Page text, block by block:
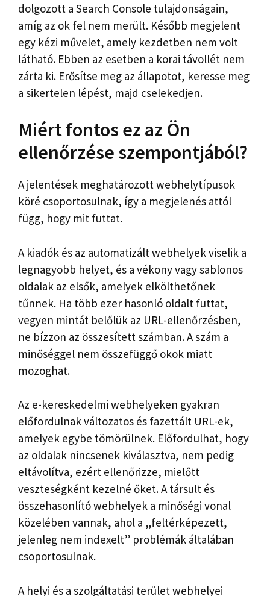
dolgozott a Search Console tulajdonságain,
amíg az ok fel nem merült. Később megjelent
egy kézi művelet, amely kezdetben nem volt
látható. Ebben az esetben a korai távollét nem
zárta ki. Erősítse meg az állapotot, keresse meg
a sikertelen lépést, majd cselekedjen.
Miért fontos ez az Ön
ellenőrzése szempontjából?
A jelentések meghatározott webhelytípusok
köré csoportosulnak, így a megjelenés attól
függ, hogy mit futtat.
A kiadók és az automatizált webhelyek viselik a
legnagyobb helyet, és a vékony vagy sablonos
oldalak az elsők, amelyek elkölthetőnek
tűnnek. Ha több ezer hasonló oldalt futtat,
vegyen mintát belőlük az URL-ellenőrzésben,
ne bízzon az összesített számban. A szám a
minőséggel nem összefüggő okok miatt
mozoghat.
Az e-kereskedelmi webhelyeken gyakran
előfordulnak változatos és fazettált URL-ek,
amelyek egybe tömörülnek. Előfordulhat, hogy
az oldalak nincsenek kiválasztva, nem pedig
eltávolítva, ezért ellenőrizze, mielőtt
veszteségként kezelné őket. A társult és
összehasonlító webhelyek a minőségi vonal
közelében vannak, ahol a „feltérképezett,
jelenleg nem indexelt” problémák általában
csoportosulnak.
A helyi és a szolgáltatási terület webhelyei